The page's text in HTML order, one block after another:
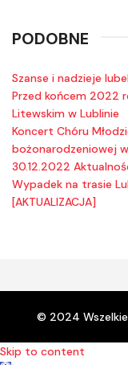
PODOBNE
Szanse i nadzieje
Przed końcem 2022
Litewskim w Lublinie
Koncert Chóru
bożonarodzeniowej
30.12.2022
Wypadek na trasie
[AKTUALIZACJA]
© 2024 Wszelkie
Skip to content